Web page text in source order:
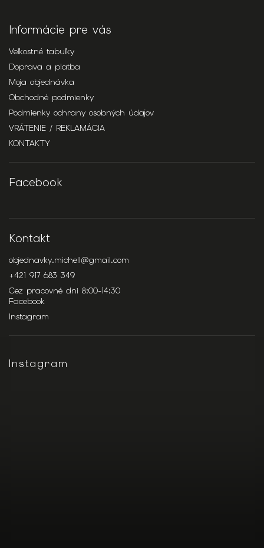
Informácie pre vás
Veľkostné tabuľky
Doprava a platba
Moja objednávka
Obchodné podmienky
Podmienky ochrany osobných údajov
VRÁTENIE / REKLAMÁCIA
KONTAKTY
Facebook
Kontakt
objednavky.michell@gmail.com
+421 917 683 349
Cez pracovné dni 8:00-14:30
Facebook
Instagram
Instagram